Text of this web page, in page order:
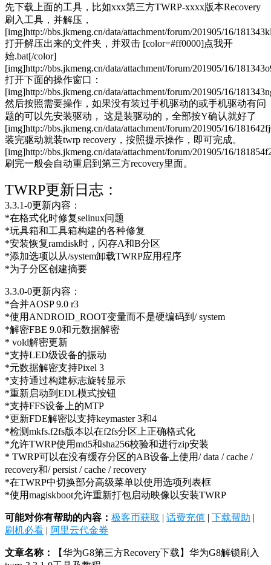
先下载上面的工具，比如xxx第三方TWRP-xxxx版本Recovery
刷入工具，并解压，
[img]http://bbs.jkmeng.cn/data/attachment/forum/201905/16/
打开解压出来的文件夹，并双击 [color=#ff0000]点我开
始.bat[/color]
[img]http://bbs.jkmeng.cn/data/attachment/forum/201905/16/
打开下面的操作窗口：
[img]http://bbs.jkmeng.cn/data/attachment/forum/201905/16/
然后按照需要操作，如果没有装过手机驱动的或手机驱动有问
题的可以先安装驱动， 这是装驱动的，全部按Y确认就好了
[img]http://bbs.jkmeng.cn/data/attachment/forum/201905/16/
装完驱动就装twrp recovery，按照提示操作，即可完成。
[img]http://bbs.jkmeng.cn/data/attachment/forum/201905/16/
刷完一般会自动重启到第三方recovery里面。
TWRP更新日志：
3.3.1-0更新内容：
*在格式化时修复selinux问题
*玩具箱和工具箱构建的各种修复
*安装恢复ramdisk时，闪存A和B分区
*添加选项以从/system卸载TWRP应用程序
*为子分区创建摘要
3.3.0-0更新内容：
*合并AOSP 9.0 r3
*使用ANDROID_ROOT变量而不是硬编码到/ system
*解密FBE 9.0和元数据解密
* vold解密更新
*支持LED级设备的振动
*元数据解密支持Pixel 3
*支持通过构建标志旋转显示
*重新启动到EDL模式按钮
*支持FFS设备上的MTP
*更新FDE解密以支持keymaster 3和4
*检测mkfs.f2fs版本以在f2fs分区上正确格式化
*允许TWRP使用md5和sha256校验和进行zip安装
* TWRP可以在没有缓存分区的AB设备上使用/ data / cache /
recovery和/ persist / cache / recovery
*在TWRP中切换部分高级菜单以使用选项列表框
*使用magiskboot允许重新打包启动映像以安装TWRP
可能对你有帮助的内容： 极客币获取 | 话费充值 | 下载帮助 |
刷机必看 | 阿里云代金券
文章名称：
【华为G8第三方Recovery下载】华为G8解锁刷入